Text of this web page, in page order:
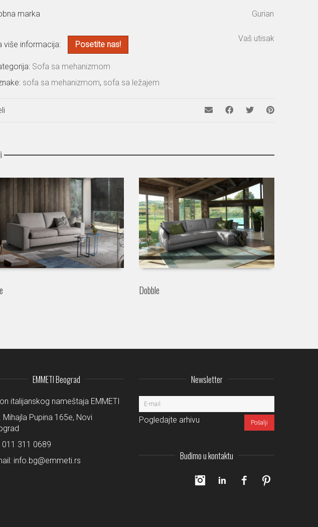
marka Gurian
više informacija: Posetite nas!
Vaš utisak
Sofa sa mehanizmom
sofa sa mehanizmom, sofa sa ležajem
Dobble
EMMETI Beograd
italijanskog nameštaja EMMETI
Mihajla Pupina 165e, Novi
011 311 0689
info.bg@emmeti.rs
Newsletter
Pogledajte arhivu
Budimo u kontaktu
InstagramLinkedIn Facebook